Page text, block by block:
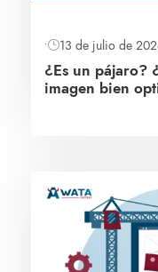
• 13 de julio de
¿Es un pájaro?
imagen bien